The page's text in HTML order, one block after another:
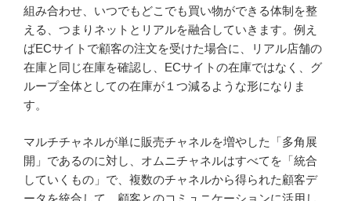
組み合わせ、いつでもどこでも買い物ができる体制を整
える、つまりネットとリアルを融合していきます。例え
ばECサイトで顧客の注文を受けた場合に、リアル店舗の
在庫と同じ在庫を確認し、ECサイトの在庫ではなく、グ
ループ全体としての在庫が１つ減るような形になりま
す。
マルチチャネルが単に販売チャネルを増やした「多角展
開」であるのに対し、オムニチャネルはすべてを「統合
していくもの」で、複数のチャネルから得られた顧客デ
ータを統合して、顧客とのコミュニケーションに活用し